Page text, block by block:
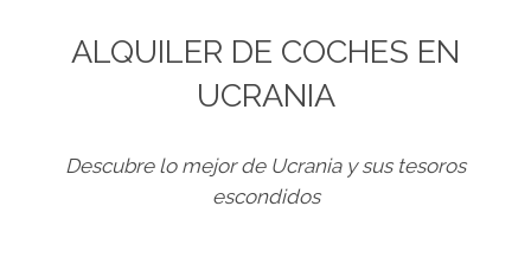
ALQUILER DE COCHES EN
UCRANIA
Descubre lo mejor de Ucrania y sus tesoros
escondidos